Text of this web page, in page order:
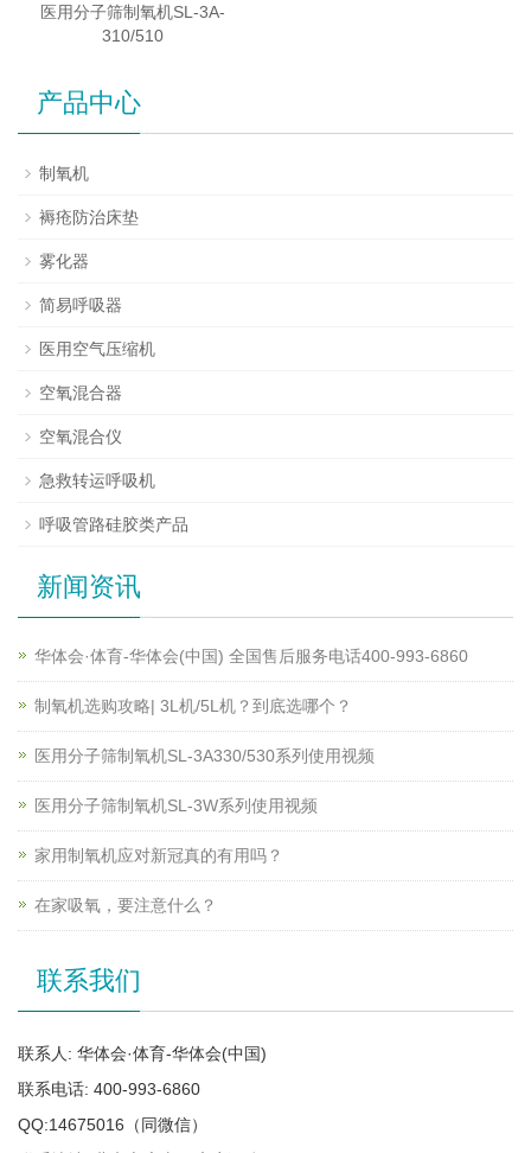
医用分子筛制氧机SL-3A-
310/510
产品中心
制氧机
褥疮防治床垫
雾化器
简易呼吸器
医用空气压缩机
空氧混合器
空氧混合仪
急救转运呼吸机
呼吸管路硅胶类产品
新闻资讯
华体会·体育-华体会(中国) 全国售后服务电话400-993-6860
制氧机选购攻略| 3L机/5L机？到底选哪个？
医用分子筛制氧机SL-3A330/530系列使用视频
医用分子筛制氧机SL-3W系列使用视频
家用制氧机应对新冠真的有用吗？
在家吸氧，要注意什么？
联系我们
联系人: 华体会·体育-华体会(中国)
联系电话: 400-993-6860
QQ:14675016（同微信）